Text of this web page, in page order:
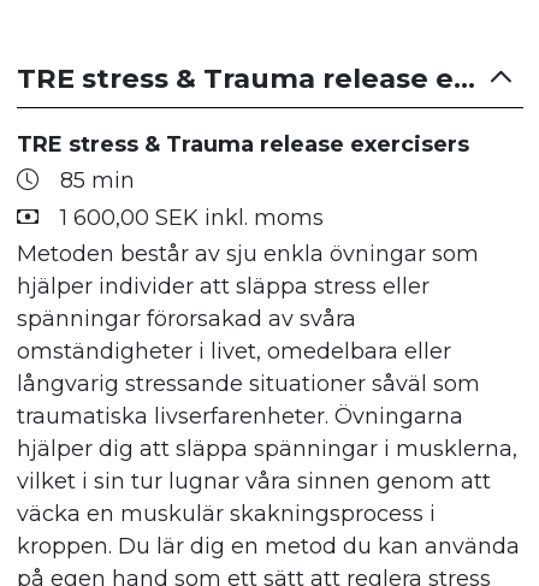
TRE stress & Trauma release exercisers
TRE stress & Trauma release exercisers
85 min
1 600,00 SEK inkl. moms
Metoden består av sju enkla övningar som
hjälper individer att släppa stress eller
spänningar förorsakad av svåra
omständigheter i livet, omedelbara eller
långvarig stressande situationer såväl som
traumatiska livserfarenheter. Övningarna
hjälper dig att släppa spänningar i musklerna,
vilket i sin tur lugnar våra sinnen genom att
väcka en muskulär skakningsprocess i
kroppen. Du lär dig en metod du kan använda
på egen hand som ett sätt att reglera stress